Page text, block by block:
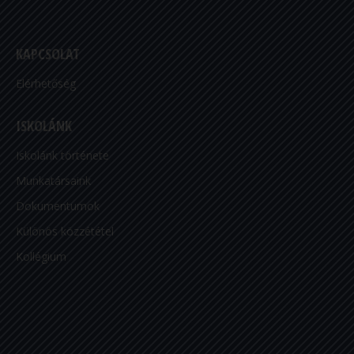
KAPCSOLAT
Elérhetőség
ISKOLÁNK
Iskolánk története
Munkatársaink
Dokumentumok
Különös közzététel
Kollégium